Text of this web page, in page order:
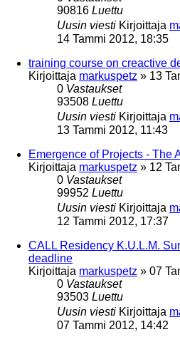
90816 Luettu
Uusin viesti Kirjoittaja
14 Tammi 2012, 18:35
training course on creactive
Kirjoittaja markuspetz » 13
0 Vastaukset
93508 Luettu
Uusin viesti Kirjoittaja
13 Tammi 2012, 11:43
Emergence of Projects - The
Kirjoittaja markuspetz » 12
0 Vastaukset
99952 Luettu
Uusin viesti Kirjoittaja
12 Tammi 2012, 17:37
CALL Residency K.U.L.M.
deadline
Kirjoittaja markuspetz » 07
0 Vastaukset
93503 Luettu
Uusin viesti Kirjoittaja
07 Tammi 2012, 14:42